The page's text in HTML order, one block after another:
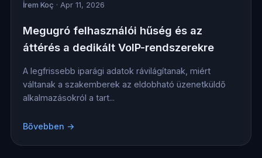
İrem Koç · Apr 11, 2026
Megugró felhasználói hűség és az
áttérés a dedikált VoIP-rendszerekre
A legfrissebb iparági adatok rávilágítanak, miért
váltanak a szakemberek az eldobható üzenetküldő
alkalmazásokról a tart...
Bővebben →